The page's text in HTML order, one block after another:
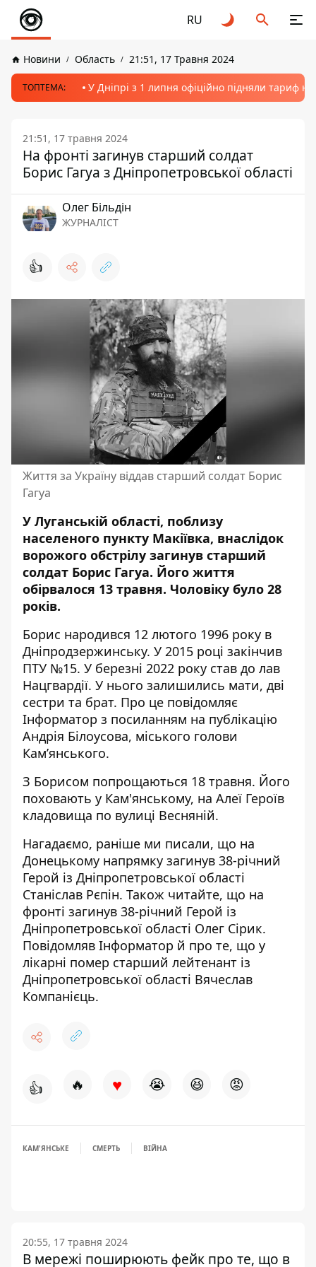
RU
Новини Область 21:51, 17 Травня 2024
ТОПТЕМА: У Дніпрі з 1 липня офіційно підняли тариф
21:51, 17 травня 2024
На фронті загинув старший солдат
Борис Гагуа з Дніпропетровської області
Олег Більдін
ЖУРНАЛІСТ
👍
Життя за Україну віддав старший солдат Борис
Гагуа
У Луганській області, поблизу
населеного пункту Макіївка, внаслідок
ворожого обстрілу загинув старший
солдат Борис Гагуа. Його життя
обірвалося 13 травня. Чоловіку було 28
років.
Борис народився 12 лютого 1996 року в
Дніпродзержинську. У 2015 році закінчив
ПТУ №15. У березні 2022 року став до лав
Нацгвардії. У нього залишились мати, дві
сестри та брат. Про це повідомляє
Інформатор з посиланням на публікацію
Андрія Білоусова, міського голови
Кам’янського.
З Борисом попрощаються 18 травня. Його
поховають у Кам'янському, на Алеї Героїв
кладовища по вулиці Весняній.
Нагадаємо, раніше ми писали, що на
Донецькому напрямку загинув 38-річний
Герой із Дніпропетровської області
Станіслав Рєпін. Також читайте, що на
фронті загинув 38-річний Герой із
Дніпропетровської області Олег Сірик.
Повідомляв Інформатор й про те, що у
лікарні помер старший лейтенант із
Дніпропетровської області Вячеслав
Компанієць.
👍 🔥 ♥ 😭 😆 😡
КАМ'ЯНСЬКЕ СМЕРТЬ ВІЙНА
20:55, 17 травня 2024
В мережі поширюють фейк про те, що в